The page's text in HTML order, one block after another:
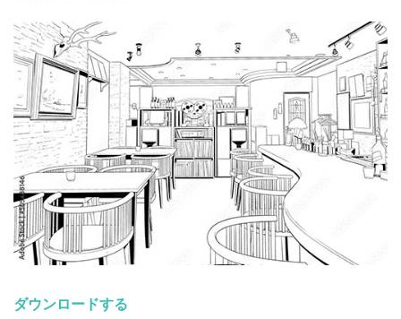
ダウンロードする